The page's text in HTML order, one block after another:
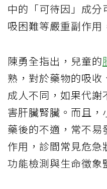
中的「可待因」成
吸困難等嚴重副作用
陳勇全指出，兒童的
熟，對於藥物的吸
成人不同，如果代
害肝臟腎臟。而且
藥後的不適，常不易
作用，診間常見危
功能檢測與生命徵象